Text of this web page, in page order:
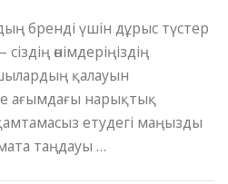
бренді үшін дұрыс түстер
өнімдеріңіздің
қалауын
ағымдағы нарықтық
етудегі маңызды
таңдауы …